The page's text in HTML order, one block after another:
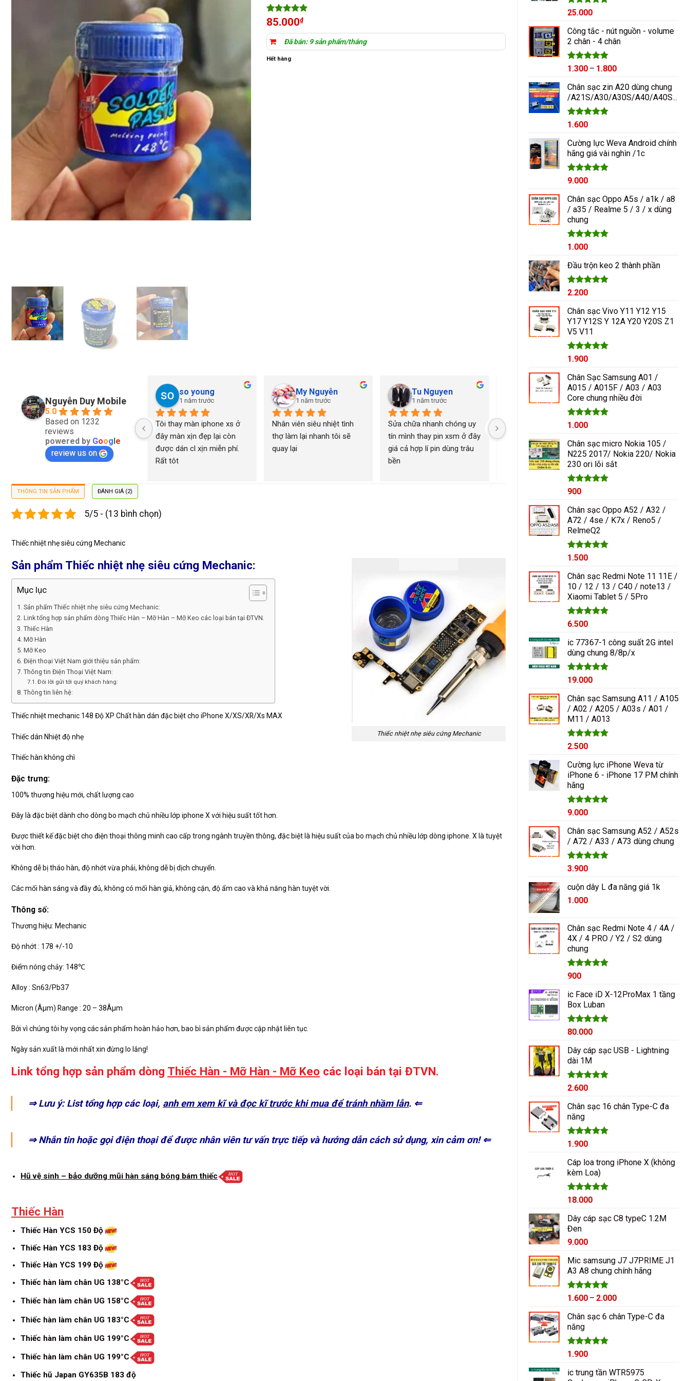
Được xếp
5 sao
25.000
Công tắc - nút nguồn - volume
2 chân - 4 chân
Được xếp
5 sao
1.300 – 1.800Khoảng
từ
1.300₫
Chân sạc zin A20 dùng chung
/A21S/A30/A30S/A40/A40S/A50/A60/A70/M10/M20
Được xếp
5 sao
1.600
Cường lực Weva Android chính
hãng giá vài nghìn /1c
Được xếp
5 sao
9.000
Chân sạc Oppo A5s / a1k / a8
/ a35 / Realme 5 / 3 / x dùng
chung
Được xếp
5 sao
1.000
Đầu trộn keo 2 thành phần
Được xếp
5 sao
2.200
Chân sạc Vivo Y11 Y12 Y15
Y17 Y12S Y 12A Y20 Y20S Z1
V5 V11
Được xếp
5 sao
1.900
Chân Sạc Samsung A01 /
A015 / A015F / A03 / A03
Core chung nhiều đời
Được xếp
5 sao
Giá
là:
1.200₫.
1.000Giá
tại
là:
1.000₫.
Chân sạc micro Nokia 105 /
N225 2017/ Nokia 220/ Nokia
230 ori lõi sắt
Được xếp
5 sao
900
Chân sạc Oppo A52 / A32 /
A72 / 4se / K7x / Reno5 /
RelmeQ2
Được xếp
5 sao
1.500
Chân sạc Redmi Note 11 11E /
10 / 12 / 13 / C40 / note13 /
Xiaomi Tablet 5 / 5Pro
Được xếp
5 sao
6.500
ic 77367-1 công suất 2G intel
dùng chung 8/8p/x
Được xếp
5 sao
19.000
Chân sạc Samsung A11 / A105
/ A02 / A205 / A03s / A01 /
M11 / A013
Được xếp
5 sao
2.500
Cường lực iPhone Weva từ
iPhone 6 - iPhone 17 PM chính
hãng
Được xếp
5 sao
9.000
Chân sạc Samsung A52 / A52s
/ A72 / A33 / A73 dùng chung
Được xếp
5 sao
3.900
cuộn dây L đa năng giá 1k
1.000
Chân sạc Redmi Note 4 / 4A /
4X / 4 PRO / Y2 / S2 dùng
chung
Được xếp
5 sao
900
ic Face iD X-12ProMax 1 tầng
Box Luban
Được xếp
5 sao
80.000
Dây cáp sạc USB - Lightning
dài 1M
Được xếp
5 sao
2.600
Chân sạc 16 chân Type-C đa
năng
Được xếp
5 sao
1.900
Cáp loa trong iPhone X (không
kèm Loa)
Được xếp
5 sao
18.000
Dây cáp sạc C8 typeC 1.2M
Đen
9.000
Mic samsung J7 J7PRIME J1
A3 A8 chung chính hãng
Được xếp
5 sao
1.600 – 2.000Khoảng
từ
Chân sạc 6 chân Type-C đa
năng
Được xếp
5 sao
1.900
ic trung tần WTR5975
5trên 5
dựa trên
1
đánh giá
85.000₫
Đã bán: 9 sản phẩm/tháng
Hết hàng
Nguyễn Duy Mobile
5.0
Based on 1232
reviews
powered by Google
review us on
so young
1 năm trước
Tôi thay màn iphone xs ở
đây màn xịn đẹp lại còn
được dán cl xịn miễn phí.
Rất tôt
My Nguyễn
1 năm trước
Nhân viên siêu nhiệt tình
thợ làm lại nhanh tôi sẽ
quay lại
Tu Nguyen
1 năm trước
Sửa chữa nhanh chóng uy
tín mình thay pin xsm ở đây
giá cả hợp lí pin dùng trâu
bền
Cham Ha
1 năm trước
Nguyễn Duy sửa chữa rất
bằng chung. Uy tín
ép lại kính là đẹp
THÔNG TIN SẢN PHẨM ĐÁNH GIÁ (2)
5/5 - (13 bình chọn)
Thiếc nhiệt nhẹ siêu cứng Mechanic
Thiếc nhiệt nhẹ siêu cứng Mechanic
Sản phẩm Thiếc nhiệt nhẹ siêu cứng Mechanic:
Mục lục
Sản phẩm Thiếc nhiệt nhẹ siêu cứng Mechanic:
Link tổng hợp sản phẩm dòng Thiếc Hàn – Mỡ Hàn – Mỡ Keo các loại bán tại ĐTVN.
Thiếc Hàn
Mỡ Hàn
Mỡ Keo
Điện thoại Việt Nam giới thiệu sản phẩm:
Thông tin Điện Thoại Việt Nam:
Đôi lời gửi tới quý khách hàng:
Thông tin liên hệ:
Thiếc nhiệt mechanic 148 Độ XP Chất hàn dán đặc biệt cho iPhone X/XS/XR/Xs MAX
Thiếc dán Nhiệt độ nhẹ
Thiếc hàn không chì
Đặc trưng:
100% thương hiệu mới, chất lượng cao
Đây là đặc biệt dành cho dòng bo mạch chủ nhiều lớp iphone X với hiệu suất tốt hơn.
Được thiết kế đặc biệt cho điện thoại thông minh cao cấp trong ngành truyền thông, đặc biệt là hiệu suất của bo mạch chủ nhiều lớp dòng iphone. X là tuyệt
vời hơn.
Không dễ bị tháo hàn, độ nhớt vừa phải, không dễ bị dịch chuyển.
Các mối hàn sáng và đầy đủ, không có mối hàn giả, không cặn, độ ẩm cao và khả năng hàn tuyệt vời.
Thông số:
Thương hiệu: Mechanic
Độ nhớt : 178 +/-10
Điểm nóng chảy: 148℃
Alloy : Sn63/Pb37
Micron (Âµm) Range : 20 – 38Âµm
Bởi vì chúng tôi hy vọng các sản phẩm hoàn hảo hơn, bao bì sản phẩm được cập nhật liên tục.
Ngày sản xuất là mới nhất xin đừng lo lắng!
Link tổng hợp sản phẩm dòng Thiếc Hàn - Mỡ Hàn - Mỡ Keo các loại bán tại ĐTVN.
⇒ Lưu ý: List tổng hợp các loại, anh em xem kĩ và đọc kĩ trước khi mua để tránh nhầm lẫn. ⇐
⇒ Nhắn tin hoặc gọi điện thoại để được nhân viên tư vấn trực tiếp và hướng dẫn cách sử dụng, xin cảm ơn! ⇐
Hũ vệ sinh – bảo dưỡng mũi hàn sáng bóng bám thiếc
Thiếc Hàn
Thiếc Hàn YCS 150 Độ
Thiếc Hàn YCS 183 Độ
Thiếc Hàn YCS 199 Độ
Thiếc hàn làm chân UG 138°C
Thiếc hàn làm chân UG 158°C
Thiếc hàn làm chân UG 183°C
Thiếc hàn làm chân UG 199°C
Thiếc hàn làm chân UG 199°C
Thiếc hũ Japan GY635B 183 độ